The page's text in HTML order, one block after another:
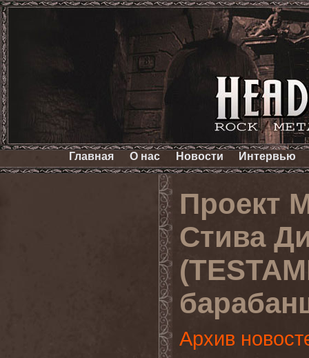
Главная О нас Новости Интервью
Проект
Стива
Архив